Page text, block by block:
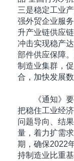
三是稳定工业
强外贸企业服
升产业链供应
冲击实现稳产
部件供应保障
制造业集群，
合，加快发展数
《通知》要
把稳住工业经
问题导向、结
量，着力扩需
期，确保2022
持制造业比重